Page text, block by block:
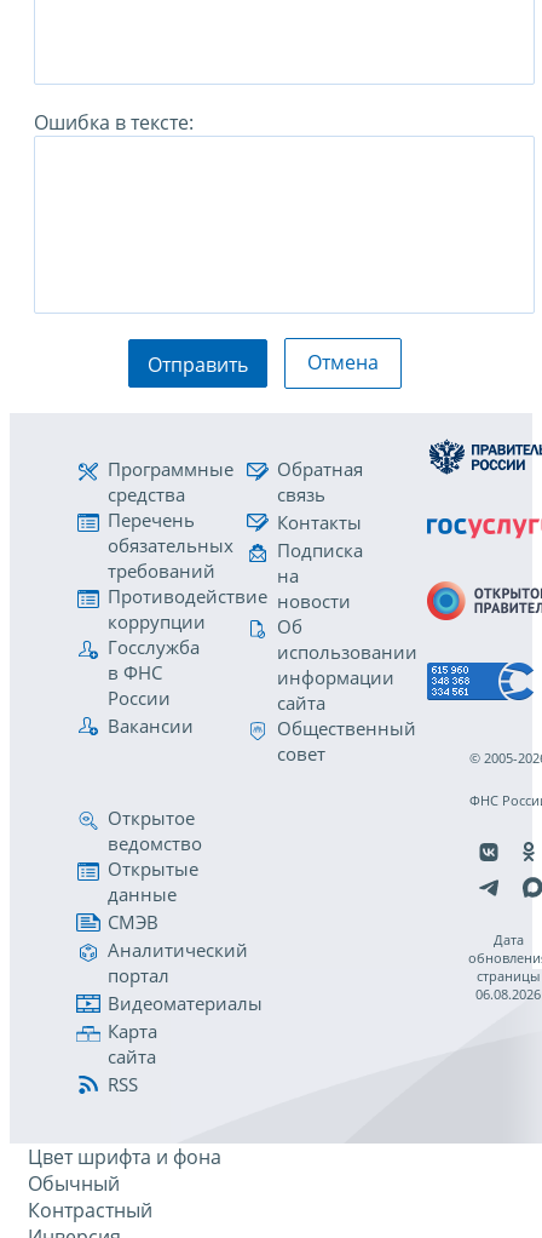
Ошибка в тексте:
Отправить Отмена
Программные
средства
Перечень
обязательных
требований
Противодействие
коррупции
Госслужба
в ФНС
России
Вакансии
Обратная
связь
Контакты
Подписка
на
новости
Об
использовании
информации
сайта
Общественный
совет
Открытое
ведомство
Открытые
данные
СМЭВ
Аналитический
портал
Видеоматериалы
Карта
сайта
RSS
© 2005-
ФНС
Дата
страницы
06.08.2026
Цвет шрифта и фона
Обычный
Контрастный